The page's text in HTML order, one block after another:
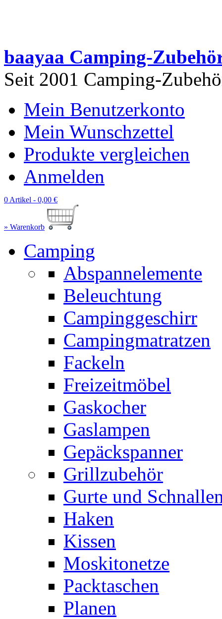
baayaa Camping-
Seit 2001 Camping-
Mein Benutzerkonto
Mein Wunschzettel
Produkte vergleichen
Anmelden
0 Artikel - 0,00 €
» Warenkorb
Camping
Abspannelemente
Beleuchtung
Campinggeschirr
Campingmatratzen
Fackeln
Freizeitmöbel
Gaskocher
Gaslampen
Gepäckspanner
Grillzubehör
Gurte und
Haken
Kissen
Moskitonetze
Packtaschen
Planen